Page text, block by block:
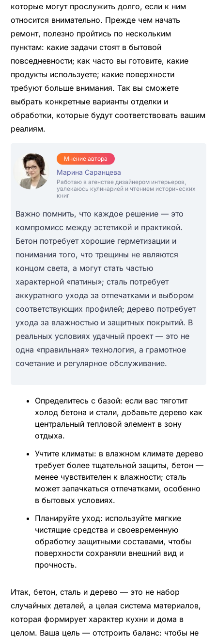
которые могут прослужить долго, если к ним
относится внимательно. Прежде чем начать
ремонт, полезно пройтись по нескольким
пунктам: какие задачи стоят в бытовой
повседневности; как часто вы готовите, какие
продукты используете; какие поверхности
требуют больше внимания. Так вы сможете
выбрать конкретные варианты отделки и
обработки, которые будут соответствовать вашим
реалиям.
Мнение автора
Марина Саранцева
Работаю в агенстве дизайнером интерьеров,
увлекаюсь кулинарией и чтением исторических
книг
Важно помнить, что каждое решение — это
компромисс между эстетикой и практикой.
Бетон потребует хорошие герметизации и
понимания того, что трещины не являются
концом света, а могут стать частью
характерной «патины»; сталь потребует
аккуратного ухода за отпечатками и выбором
соответствующих профилей; дерево потребует
ухода за влажностью и защитных покрытий. В
реальных условиях удачный проект — это не
одна «правильная» технология, а грамотное
сочетание и регулярное обслуживание.
Определитесь с базой: если вас тяготит
холод бетона и стали, добавьте дерево как
центральный тепловой элемент в зону
отдыха.
Учтите климаты: в влажном климате дерево
требует более тщательной защиты, бетон —
менее чувствителен к влажности; сталь
может запачкаться отпечатками, особенно
в бытовых условиях.
Планируйте уход: используйте мягкие
чистящие средства и своевременную
обработку защитными составами, чтобы
поверхности сохраняли внешний вид и
прочность.
Итак, бетон, сталь и дерево — это не набор
случайных деталей, а целая система материалов,
которая формирует характер кухни и дома в
целом. Ваша цель — отстроить баланс: чтобы не